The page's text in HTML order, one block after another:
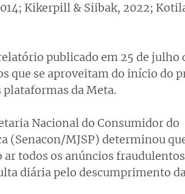
Kikerpill & Siibak, 2022;
publicado em 25 de julho
que se aproveitam do início do
plataformas da Meta.
Nacional do Consumidor do
(Senacon/MJSP) determinou
todos os anúncios fraudulentos
diária pelo descumprimento